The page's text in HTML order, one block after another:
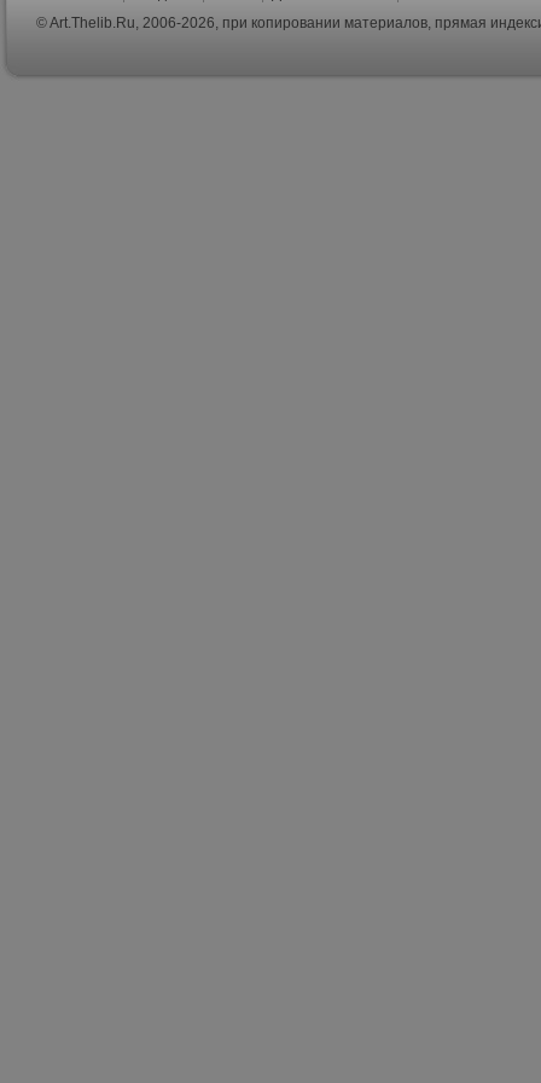
© Art.Thelib.Ru, 2006-2026, при копировании материалов, прямая